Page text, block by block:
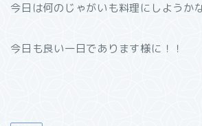
今日は何のじゃがいも料理にしようか
今日も良い一日であります様に！！